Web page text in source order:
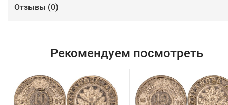
Отзывы (0)
Рекомендуем посмотреть